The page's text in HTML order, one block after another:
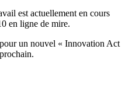
est actuellement en cours
en ligne de mire.
un nouvel « Innovation Act